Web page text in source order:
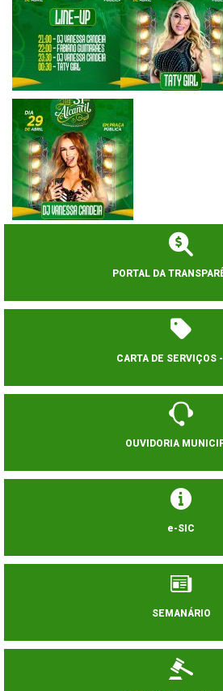
PORTAL DA
CARTA DE SERVIÇOS
OUVIDORIA
e-SIC
SEMANÁRIO